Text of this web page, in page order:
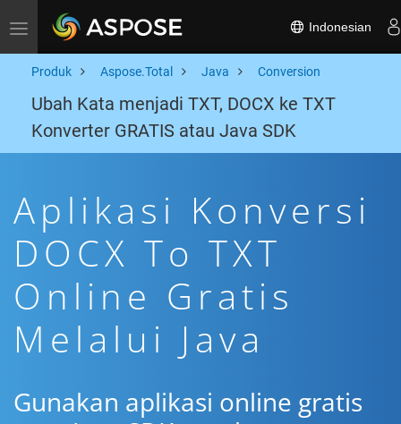
Toggle navigation Indonesian
Produk Aspose.Total Java Conversion
Ubah Kata menjadi TXT, DOCX ke TXT
Konverter GRATIS atau Java SDK
Aplikasi Konversi
DOCX To TXT
Online Gratis
Melalui Java
Gunakan aplikasi online gratis